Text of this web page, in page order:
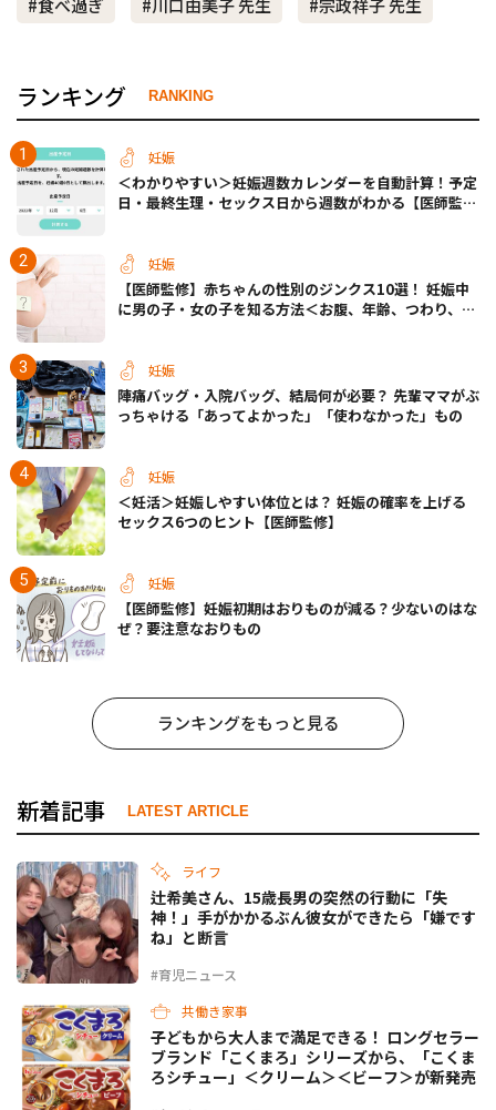
#食べ過ぎ #川口由美子 先生 #宗政祥子 先生
ランキング RANKING
妊娠
＜わかりやすい＞妊娠週数カレンダーを自動計算！予定
日・最終生理・セックス日から週数がわかる【医師監
妊娠
【医師監修】赤ちゃんの性別のジンクス10選！ 妊娠中
に男の子・女の子を知る方法＜お腹、年齢、つわり、胎
妊娠
陣痛バッグ・入院バッグ、結局何が必要？ 先輩ママがぶ
っちゃける「あってよかった」「使わなかった」もの
妊娠
＜妊活＞妊娠しやすい体位とは？ 妊娠の確率を上げる
セックス6つのヒント【医師監修】
妊娠
【医師監修】妊娠初期はおりものが減る？少ないのはな
ぜ？要注意なおりもの
ランキングをもっと見る
新着記事 LATEST ARTICLE
ライフ
#育児ニュース
辻希美さん、15歳長男の突然の行動に「失
神！」手がかかるぶん彼女ができたら「嫌です
ね」と断言
共働き家事
子どもから大人まで満足できる！ ロングセラー
ブランド「こくまろ」シリーズから、「こくま
ろシチュー」＜クリーム＞＜ビーフ＞が新発売